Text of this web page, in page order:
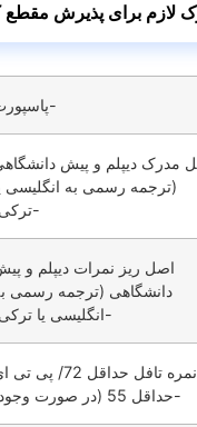
لازم برای پذیرش
پاسپورت-
مدرک دیپلم و پیش
(ترجمه رسمی به انگلیسی
ترکی)-
اصل ریز نمرات دیپلم و
دانشگاهی (ترجمه رسمی
انگلیسی یا ترکی)-
نمره تافل حداقل 72/ پی
حداقل 55 (در صورت وجود)-